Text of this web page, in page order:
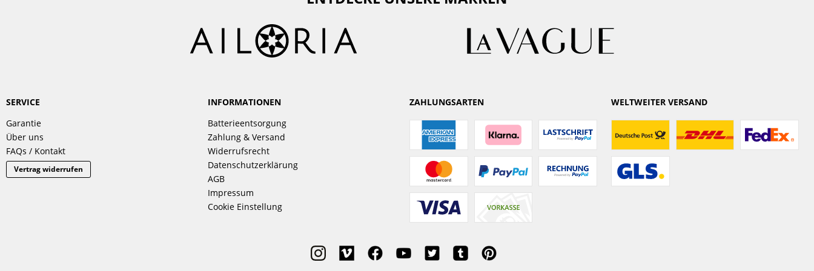
SERVICE
Garantie
Über uns
FAQs / Kontakt
Vertrag widerrufen
INFORMATIONEN
Batterieentsorgung
Zahlung & Versand
Widerrufsrecht
Datenschutzerklärung
AGB
Impressum
Cookie Einstellung
ZAHLUNGSARTEN WELTWEITER VERSAND